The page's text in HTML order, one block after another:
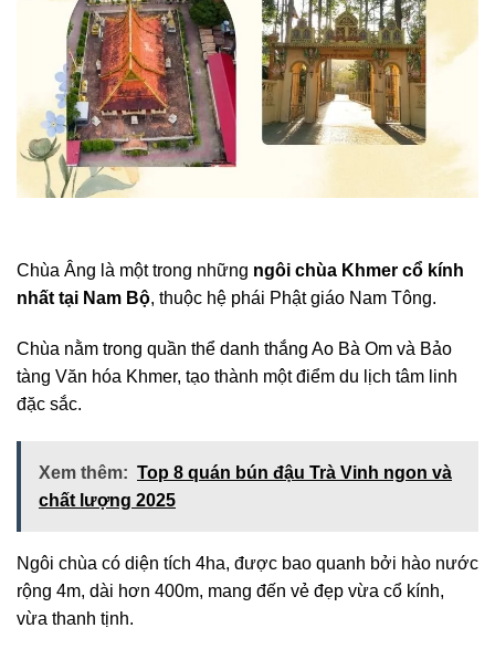
Chùa Âng là một trong những ngôi chùa Khmer cổ kính
nhất tại Nam Bộ, thuộc hệ phái Phật giáo Nam Tông.
Chùa nằm trong quần thể danh thắng Ao Bà Om và Bảo
tàng Văn hóa Khmer, tạo thành một điểm du lịch tâm linh
đặc sắc.
Xem thêm: Top 8 quán bún đậu Trà Vinh ngon và
chất lượng 2025
Ngôi chùa có diện tích 4ha, được bao quanh bởi hào nước
rộng 4m, dài hơn 400m, mang đến vẻ đẹp vừa cổ kính,
vừa thanh tịnh.